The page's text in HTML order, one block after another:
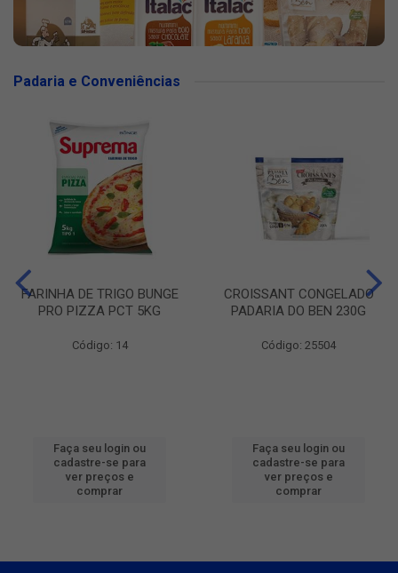
Padaria e Conveniências
FARINHA DE TRIGO BUNGE
PRO PIZZA PCT 5KG
Código: 14
Faça seu login ou
cadastre-se para
ver preços e
comprar
CROISSANT CONGELADO
PADARIA DO BEN 230G
Código: 25504
Faça seu login ou
cadastre-se para
ver preços e
comprar